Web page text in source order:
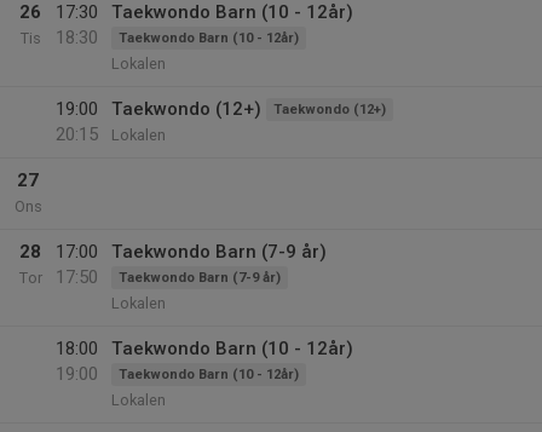
26
Tis
17:30
18:30
Taekwondo Barn (10 - 12år)
Taekwondo Barn (10 - 12år)
Lokalen
19:00
20:15
Taekwondo (12+) Taekwondo (12+)
Lokalen
27
Ons
28
Tor
17:00
17:50
Taekwondo Barn (7-9 år)
Taekwondo Barn (7-9 år)
Lokalen
18:00
19:00
Taekwondo Barn (10 - 12år)
Taekwondo Barn (10 - 12år)
Lokalen